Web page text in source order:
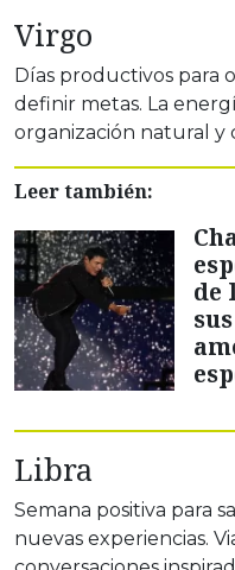
Virgo
Días productivos para
definir metas. La
organización natural y
Leer también:
de
Libra
Semana positiva para
nuevas experiencias.